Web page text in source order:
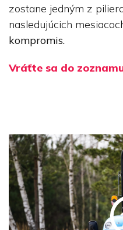
zostane jedným z
nasledujúcich
kompromis.
Vráťte sa do